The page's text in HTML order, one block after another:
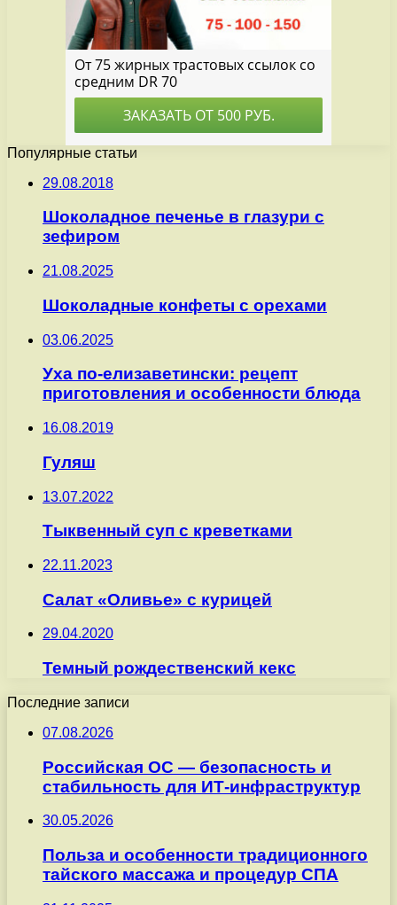
Популярные статьи
29.08.2018
Шоколадное печенье в глазури с
зефиром
21.08.2025
Шоколадные конфеты с орехами
03.06.2025
Уха по-елизаветински: рецепт
приготовления и особенности блюда
16.08.2019
Гуляш
13.07.2022
Тыквенный суп с креветками
22.11.2023
Салат «Оливье» с курицей
29.04.2020
Темный рождественский кекс
Последние записи
07.08.2026
Российская ОС — безопасность и
стабильность для ИТ-инфраструктур
30.05.2026
Польза и особенности традиционного
тайского массажа и процедур СПА